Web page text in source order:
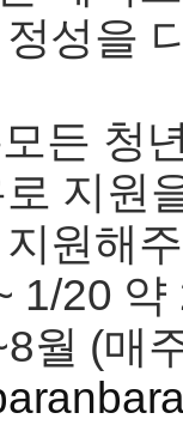
성을
든 청
지원
원해
1/20 약
월 (매